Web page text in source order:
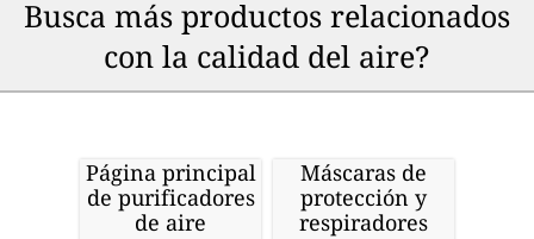
Busca más productos relacionados
con la calidad del aire?
Página principal
de purificadores
de aire
Máscaras de
protección y
respiradores